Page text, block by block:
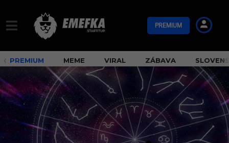
PREMIUM
PREMIUM MEME VIRAL ZÁBAVA